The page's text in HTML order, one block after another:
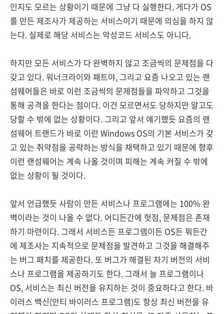
인지도 모르는 상황이기 때문에 그냥 다 실행한다. 게다가 OS
를 만든 제조사가 제공하는 서비스이기 때문에 의심을 하지 않
는다. 실제로 해당 서비스는 악성코드 서비스도 아니다.
하지만 모든 서비스가 다 완벽하지 않고 조금씩의 문제점을 다
갖고 있다. 워너크라이와 패트야, 그리고 요즘 나오고 있는 랜
섬웨어들은 바로 이런 조금씩의 문제점들을 파악하고 그것을
통해 공격을 한다는 점이다. 이건 모르면서도 당하지만 알고도
당할 수 밖에 없는 상황이다. 그리고 앞서 얘기했듯 요즘의 랜
섬웨어 트랜드가 바로 이런 Windows OS의 기본 서비스가 갖
고 있는 취약점을 공략하는 방식을 채택하고 있기 때문에 향후
이런 랜섬웨어는 계속 나올 것이며 피해는 계속 커질 수 밖에
없는 상황이 될 것이다.
앞서 언급했듯 사람이 만든 서비스나 프로그램에는 100% 완
벽이라는 것이 나올 수 없다. 어디든간에 헛점, 문제점은 존재
하기 마련이다. 그래서 서비스든 프로그램이든 OS든 뭐든간
에 제조사는 지속적으로 문제점을 발견하고 그것을 해결해주
는 버그 패치를 제공한다. 또 버그가 해결된 차기 버전의 서비
스나 프로그램을 제공하기도 한다. 그래서 늘 프로그램이나
OS, 서비스는 최신 버전을 유지하는 것이 중요하다고 한다. 바
이러스 백신(안티 바이러스 프로그램)도 항상 최신 버전을 유